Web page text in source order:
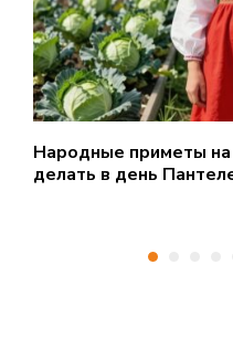
Народные приметы на
делать в день